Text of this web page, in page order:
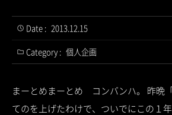
Date : 2013.12.15
Category : 個人企画
まーとめまーとめ コンバンハ。 昨晩
てのを上げたわけで、ついでにこの１